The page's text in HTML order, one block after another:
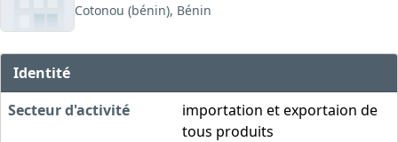
Cotonou (bénin), Bénin
Identité
Secteur d'activité
importation et exportaion de
tous produits